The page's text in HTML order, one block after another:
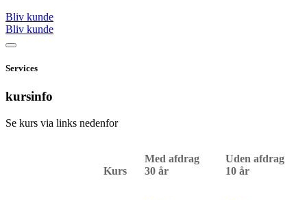
Bliv kunde
Bliv kunde
Services
kursinfo
Se kurs via links nedenfor
Kurs
Med afdrag
30 år
Uden afdrag
10 år